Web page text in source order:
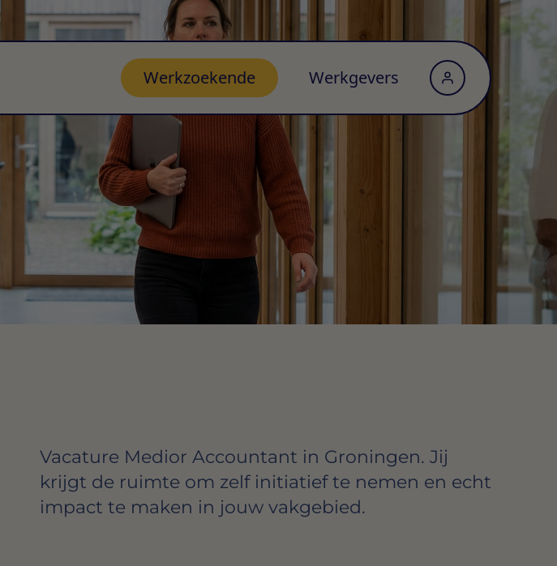
Werkzoekende Werkgevers
Vacature Medior Accountant in Groningen. Jij
krijgt de ruimte om zelf initiatief te nemen en echt
impact te maken in jouw vakgebied.